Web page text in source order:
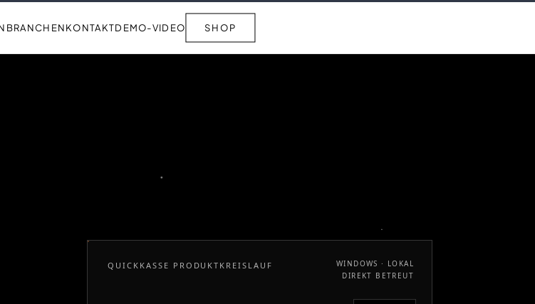
BRANCHENKONTAKTDEMO-VIDEO SHOP
QUICKKASSE PRODUKTKREISLAUF
WINDOWS · LOKAL
DIREKT BETREUT